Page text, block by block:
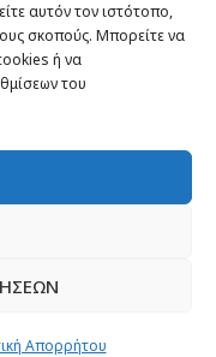
αυτόν τον ιστότοπο,
σκοπούς. Μπορείτε να
ή να
του
Απορρήτου
δεν έχεις